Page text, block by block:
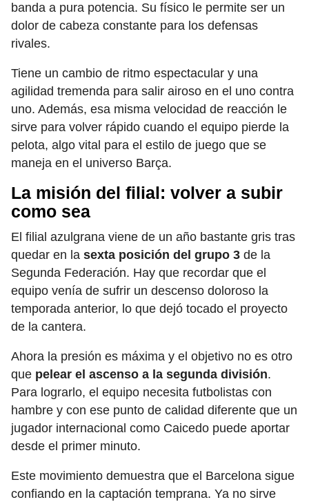
banda a pura potencia. Su físico le permite ser un
dolor de cabeza constante para los defensas
rivales.
Tiene un cambio de ritmo espectacular y una
agilidad tremenda para salir airoso en el uno contra
uno. Además, esa misma velocidad de reacción le
sirve para volver rápido cuando el equipo pierde la
pelota, algo vital para el estilo de juego que se
maneja en el universo Barça.
La misión del filial: volver a subir
como sea
El filial azulgrana viene de un año bastante gris tras
quedar en la sexta posición del grupo 3 de la
Segunda Federación. Hay que recordar que el
equipo venía de sufrir un descenso doloroso la
temporada anterior, lo que dejó tocado el proyecto
de la cantera.
Ahora la presión es máxima y el objetivo no es otro
que pelear el ascenso a la segunda división.
Para lograrlo, el equipo necesita futbolistas con
hambre y con ese punto de calidad diferente que un
jugador internacional como Caicedo puede aportar
desde el primer minuto.
Este movimiento demuestra que el Barcelona sigue
confiando en la captación temprana. Ya no sirve